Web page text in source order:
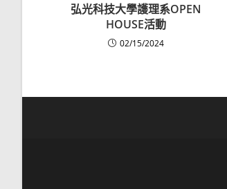
弘光科技大學護理系OPEN
HOUSE活動
02/15/2024